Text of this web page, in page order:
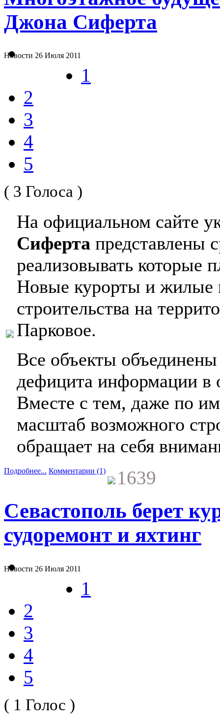
Джона Сиферта
Новости 26 Июля 2011
1
2
3
4
5
( 3 Голоса )
На официальном сайте
Сиферта представлены
реализовывать которые
Новые курорты и жилые
строительства на
Парковое.
Все объекты
дефицита информации в
Вместе с тем, даже по
масштаб возможного
обращает на себя
Подробнее... Комментарии (1) 1639
Севастополь берет
судоремонт и яхтинг
Новости 26 Июля 2011
1
2
3
4
5
( 1 Голос )